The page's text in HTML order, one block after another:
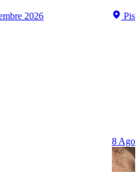
2026
8